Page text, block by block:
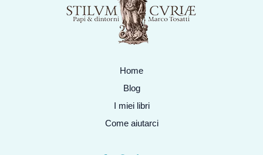
Home
Blog
I miei libri
Come aiutarci